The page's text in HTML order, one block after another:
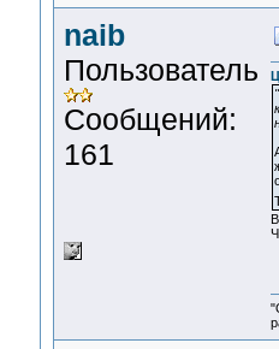
naib
Пользователь
Сообщений:
161